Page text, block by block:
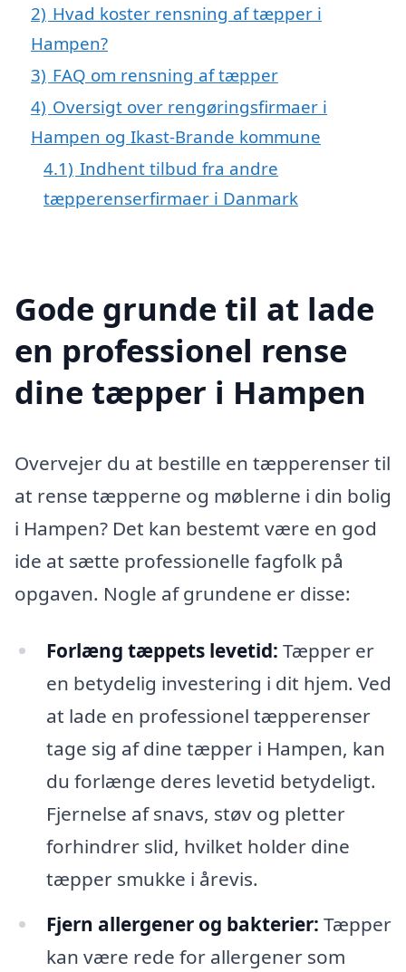
2) Hvad koster rensning af tæpper i
Hampen?
3) FAQ om rensning af tæpper
4) Oversigt over rengøringsfirmaer i
Hampen og Ikast-Brande kommune
4.1) Indhent tilbud fra andre
tæpperenserfirmaer i Danmark
Gode grunde til at lade
en professionel rense
dine tæpper i Hampen
Overvejer du at bestille en tæpperenser til
at rense tæpperne og møblerne i din bolig
i Hampen? Det kan bestemt være en god
ide at sætte professionelle fagfolk på
opgaven. Nogle af grundene er disse:
Forlæng tæppets levetid: Tæpper er
en betydelig investering i dit hjem. Ved
at lade en professionel tæpperenser
tage sig af dine tæpper i Hampen, kan
du forlænge deres levetid betydeligt.
Fjernelse af snavs, støv og pletter
forhindrer slid, hvilket holder dine
tæpper smukke i årevis.
Fjern allergener og bakterier: Tæpper
kan være rede for allergener som